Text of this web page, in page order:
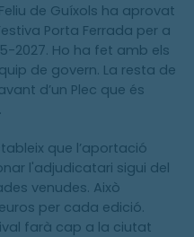
de Guíxols ha aprovat
Porta Ferrada per a
2027. Ho ha fet amb els
de govern. La resta de
d’un Plec que és
que l’aportació
l'adjudicatari sigui del
venudes. Això
per cada edició.
farà cap a la ciutat